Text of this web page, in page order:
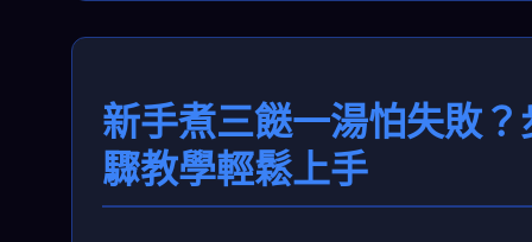
新手煮三餸一湯怕失敗？
驟教學輕鬆上手